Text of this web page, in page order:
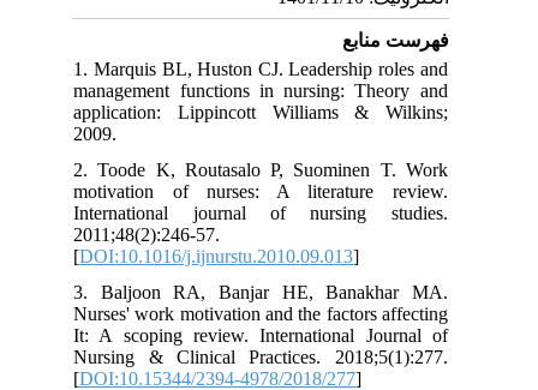
فهرست منابع
1. Marquis BL, Huston CJ. Leadership roles and
management functions in nursing: Theory and
application: Lippincott Williams & Wilkins;
2009.
2. Toode K, Routasalo P, Suominen T. Work
motivation of nurses: A literature review.
International journal of nursing studies.
2011;48(2):246-57.
[DOI:10.1016/j.ijnurstu.2010.09.013
3. Baljoon RA, Banjar HE, Banakhar MA.
Nurses' work motivation and the factors affecting
It: A scoping review. International Journal of
Nursing & Clinical Practices. 2018;5(1):277.
[DOI:10.15344/2394-4978/2018/277